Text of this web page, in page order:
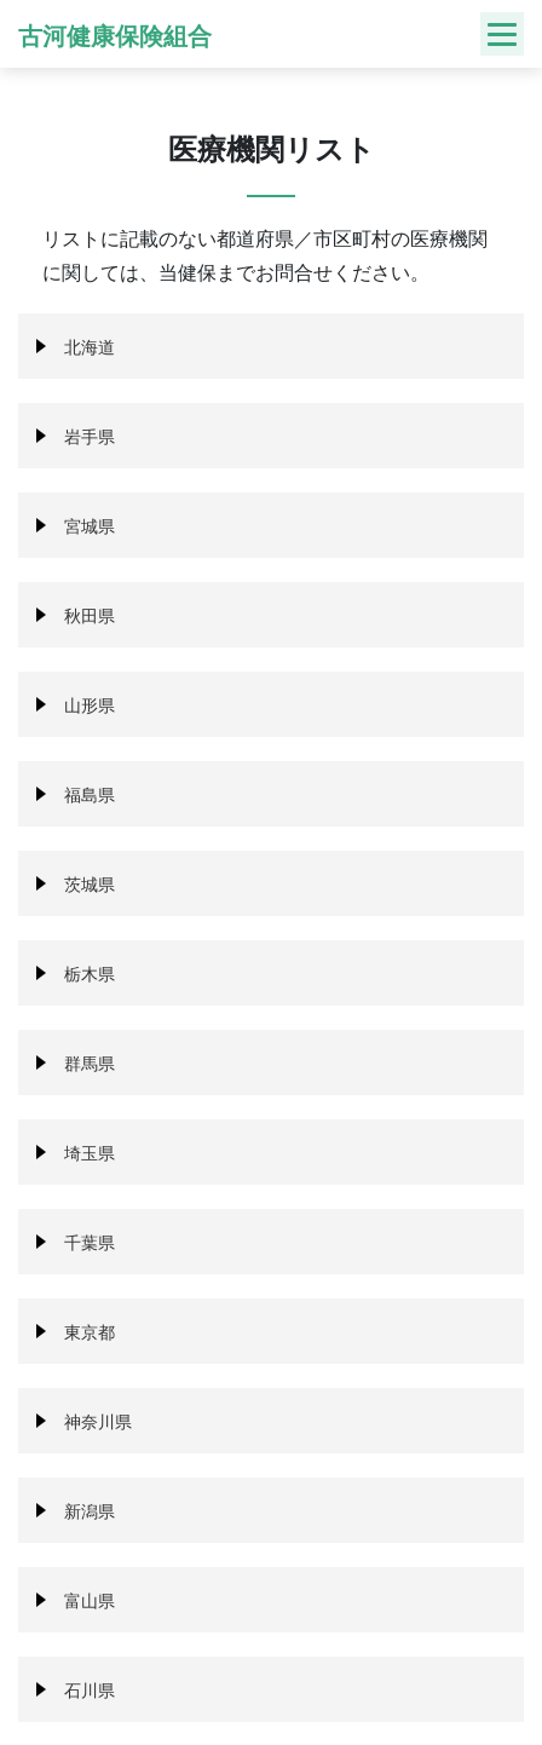
古河健康保険組合
医療機関リスト
リストに記載のない都道府県／市区町村の医療機関
に関しては、当健保までお問合せください。
北海道
岩手県
宮城県
秋田県
山形県
福島県
茨城県
栃木県
群馬県
埼玉県
千葉県
東京都
神奈川県
新潟県
富山県
石川県